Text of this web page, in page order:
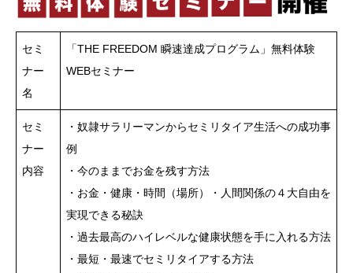
セミ
ナー
名
「THE FREEDOM 瞬速達成プログラム」無料体験
WEBセミナー
セミ
ナー
内容
・奴隷サラリーマンからセミリタイア生活への成功事
例
・今のままでお金を残す方法
・お金・健康・時間（場所）・人間関係の４大自由を
実現できる秘訣
・過去最高のハイレベルな健康状態を手に入れる方法
・最短・最速でセミリタイアする方法